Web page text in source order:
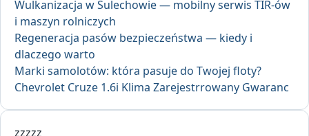
Wulkanizacja w Sulechowie — mobilny serwis TIR-ów
i maszyn rolniczych
Regeneracja pasów bezpieczeństwa — kiedy i
dlaczego warto
Marki samolotów: która pasuje do Twojej floty?
Chevrolet Cruze 1.6i Klima Zarejestrrowany Gwaranc
zzzzz